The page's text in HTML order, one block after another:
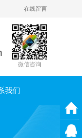
在线留言
微信咨询
我们